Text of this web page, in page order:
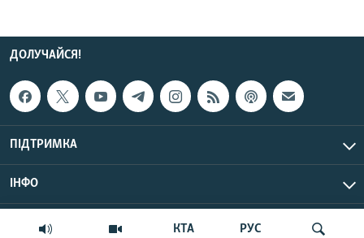
КТА РУС
ДОЛУЧАЙСЯ!
ПІДТРИМКА
ІНФО
© Крим.Реалії, 2026 | Усі права застережено.